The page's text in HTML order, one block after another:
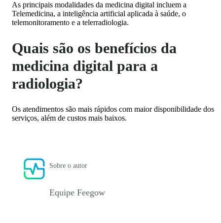
As principais modalidades da medicina digital incluem a
Telemedicina, a inteligência artificial aplicada à saúde, o
telemonitoramento e a telerradiologia.
Quais são os benefícios da
medicina digital para a
radiologia?
Os atendimentos são mais rápidos com maior disponibilidade dos
serviços, além de custos mais baixos.
Sobre o autor
Equipe Feegow